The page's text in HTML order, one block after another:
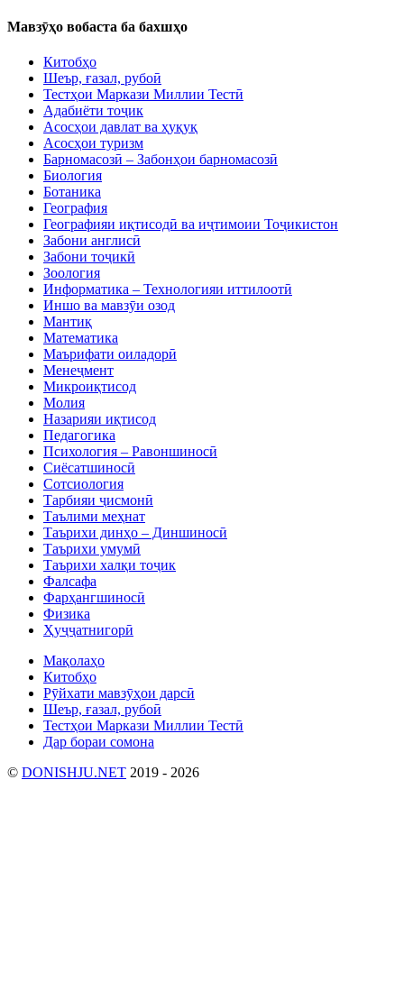
Мавзӯҳо вобаста ба бахшҳо
Китобҳо
Шеър, ғазал, рубоӣ
Тестҳои Маркази Миллии Тестӣ
Адабиёти тоҷик
Асосҳои давлат ва ҳуқуқ
Асосҳои туризм
Барномасозӣ – Забонҳои барномасозӣ
Биология
Ботаника
География
Географияи иқтисодӣ ва иҷтимоии Тоҷикистон
Забони англисӣ
Забони тоҷикӣ
Зоология
Информатика – Технологияи иттилоотӣ
Иншо ва мавзӯи озод
Мантиқ
Математика
Маърифати оиладорӣ
Менеҷмент
Микроиқтисод
Молия
Назарияи иқтисод
Педагогика
Психология – Равоншиносӣ
Сиёсатшиносӣ
Сотсиология
Тарбияи ҷисмонӣ
Таълими меҳнат
Таърихи динҳо – Диншиносӣ
Таърихи умумӣ
Таърихи халқи тоҷик
Фалсафа
Фарҳангшиносӣ
Физика
Ҳуҷҷатнигорӣ
Мақолаҳо
Китобҳо
Рӯйхати мавзӯҳои дарсӣ
Шеър, ғазал, рубоӣ
Тестҳои Маркази Миллии Тестӣ
Дар бораи сомона
© DONISHJU.NET 2019 - 2026